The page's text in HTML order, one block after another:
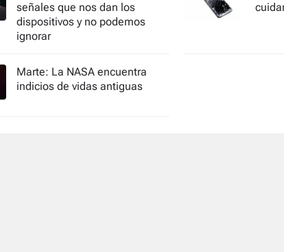
señales que nos dan los
dispositivos y no podemos
ignorar
Marte: La NASA encuentra
indicios de vidas antiguas